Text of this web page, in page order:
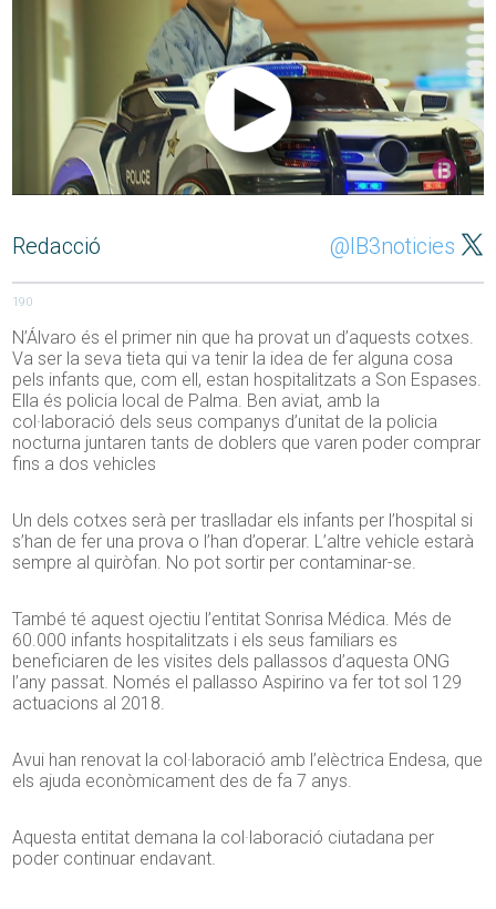
Redacció @IB3noticies
190
N’Álvaro és el primer nin que ha provat un d’aquests cotxes.
Va ser la seva tieta qui va tenir la idea de fer alguna cosa
pels infants que, com ell, estan hospitalitzats a Son Espases.
Ella és policia local de Palma. Ben aviat, amb la
col·laboració dels seus companys d’unitat de la policia
nocturna juntaren tants de doblers que varen poder comprar
fins a dos vehicles
Un dels cotxes serà per traslladar els infants per l’hospital si
s’han de fer una prova o l’han d’operar. L’altre vehicle estarà
sempre al quiròfan. No pot sortir per contaminar-se.
També té aquest ojectiu l’entitat Sonrisa Médica. Més de
60.000 infants hospitalitzats i els seus familiars es
beneficiaren de les visites dels pallassos d’aquesta ONG
l’any passat. Només el pallasso Aspirino va fer tot sol 129
actuacions al 2018.
Avui han renovat la col·laboració amb l’elèctrica Endesa, que
els ajuda econòmicament des de fa 7 anys.
Aquesta entitat demana la col·laboració ciutadana per
poder continuar endavant.